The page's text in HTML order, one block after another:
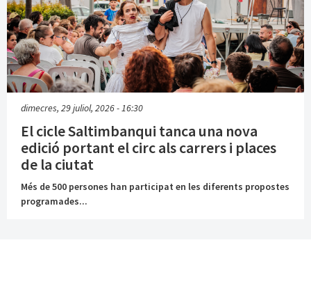
dimecres, 29 juliol, 2026 - 16:30
El cicle Saltimbanqui tanca una nova
edició portant el circ als carrers i places
de la ciutat
Més de 500 persones han participat en les diferents propostes
programades...